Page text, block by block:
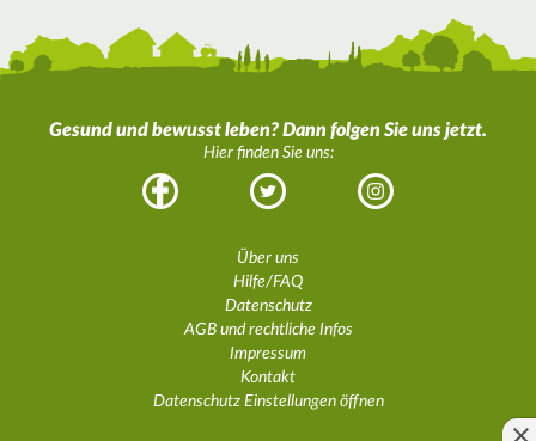
Gesund und bewusst leben? Dann folgen Sie uns jetzt.
Hier finden Sie uns:
Facebook Twitter Instagram
Über uns
Hilfe/FAQ
Datenschutz
AGB und rechtliche Infos
Impressum
Kontakt
Datenschutz Einstellungen öffnen